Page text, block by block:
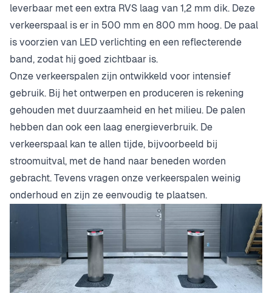
leverbaar met een extra RVS laag van 1,2 mm dik. Deze
verkeerspaal is er in 500 mm en 800 mm hoog. De paal
is voorzien van LED verlichting en een reflecterende
band, zodat hij goed zichtbaar is.
Onze verkeerspalen zijn ontwikkeld voor intensief
gebruik. Bij het ontwerpen en produceren is rekening
gehouden met duurzaamheid en het milieu. De palen
hebben dan ook een laag energieverbruik. De
verkeerspaal kan te allen tijde, bijvoorbeeld bij
stroomuitval, met de hand naar beneden worden
gebracht. Tevens vragen onze verkeerspalen weinig
onderhoud en zijn ze eenvoudig te plaatsen.